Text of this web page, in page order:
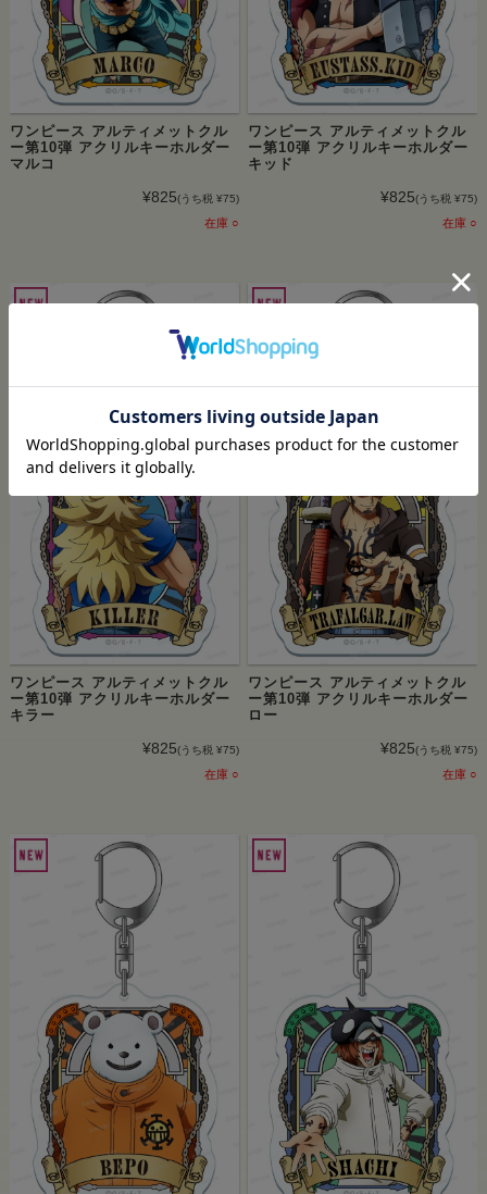
ワンピース アルティメットクル
ー第10弾 アクリルキーホルダー
マルコ
¥825(うち税 ¥75)
在庫 ○
ワンピース アルティメットクル
ー第10弾 アクリルキーホルダー
キッド
¥825(うち税 ¥75)
在庫 ○
ワンピース アルティメットクル
ー第10弾 アクリルキーホルダー
キラー
¥825(うち税 ¥75)
在庫 ○
ワンピース アルティメットクル
ー第10弾 アクリルキーホルダー
ロー
¥825(うち税 ¥75)
在庫 ○